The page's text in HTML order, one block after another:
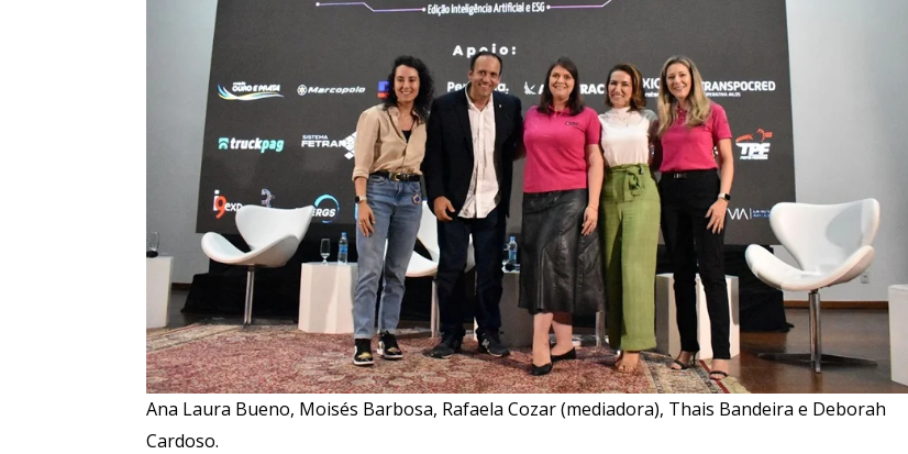
Ana Laura Bueno, Moisés Barbosa, Rafaela Cozar (mediadora), Thais Bandeira e Deborah
Cardoso.